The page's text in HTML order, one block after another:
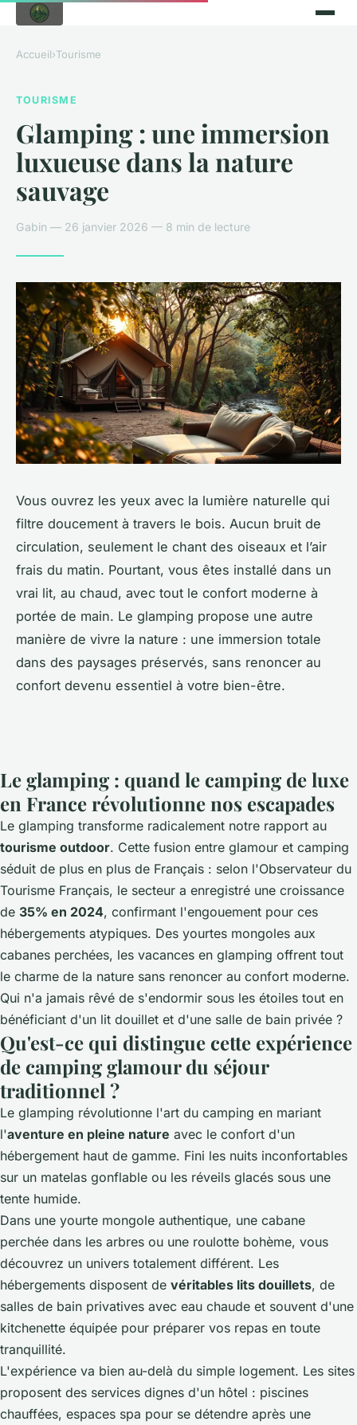
Accueil›Tourisme
TOURISME
Glamping : une immersion
luxueuse dans la nature
sauvage
Gabin — 26 janvier 2026 — 8 min de lecture
Vous ouvrez les yeux avec la lumière naturelle qui
filtre doucement à travers le bois. Aucun bruit de
circulation, seulement le chant des oiseaux et l’air
frais du matin. Pourtant, vous êtes installé dans un
vrai lit, au chaud, avec tout le confort moderne à
portée de main. Le glamping propose une autre
manière de vivre la nature : une immersion totale
dans des paysages préservés, sans renoncer au
confort devenu essentiel à votre bien-être.
Le glamping : quand le camping de luxe
en France révolutionne nos escapades
Le glamping transforme radicalement notre rapport au
tourisme outdoor. Cette fusion entre glamour et camping
séduit de plus en plus de Français : selon l'Observateur du
Tourisme Français, le secteur a enregistré une croissance
de 35% en 2024, confirmant l'engouement pour ces
hébergements atypiques. Des yourtes mongoles aux
cabanes perchées, les vacances en glamping offrent tout
le charme de la nature sans renoncer au confort moderne.
Qui n'a jamais rêvé de s'endormir sous les étoiles tout en
bénéficiant d'un lit douillet et d'une salle de bain privée ?
Qu'est-ce qui distingue cette expérience
de camping glamour du séjour
traditionnel ?
Le glamping révolutionne l'art du camping en mariant
l'aventure en pleine nature avec le confort d'un
hébergement haut de gamme. Fini les nuits inconfortables
sur un matelas gonflable ou les réveils glacés sous une
tente humide.
Dans une yourte mongole authentique, une cabane
perchée dans les arbres ou une roulotte bohème, vous
découvrez un univers totalement différent. Les
hébergements disposent de véritables lits douillets, de
salles de bain privatives avec eau chaude et souvent d'une
kitchenette équipée pour préparer vos repas en toute
tranquillité.
L'expérience va bien au-delà du simple logement. Les sites
proposent des services dignes d'un hôtel : piscines
chauffées, espaces spa pour se détendre après une